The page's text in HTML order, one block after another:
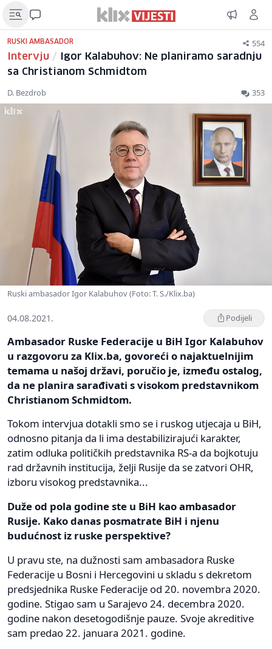
RUSKI AMBASADOR 554
Intervju / Igor Kalabuhov: Ne planiramo saradnju
sa Christianom Schmidtom
D. Bezdrob 353
Ruski ambasador Igor Kalabuhov (Foto: T. S./Klix.ba)
04.08.2021. Podijeli
Ambasador Ruske Federacije u BiH Igor Kalabuhov
u razgovoru za Klix.ba, govoreći o najaktuelnijim
temama u našoj državi, poručio je, između ostalog,
da ne planira sarađivati s visokom predstavnikom
Christianom Schmidtom.
Tokom intervjua dotakli smo se i ruskog utjecaja u BiH,
odnosno pitanja da li ima destabilizirajući karakter,
zatim odluka političkih predstavnika RS-a da bojkotuju
rad državnih institucija, želji Rusije da se zatvori OHR,
izboru visokog predstavnika...
Duže od pola godine ste u BiH kao ambasador
Rusije. Kako danas posmatrate BiH i njenu
budućnost iz ruske perspektive?
U pravu ste, na dužnosti sam ambasadora Ruske
Federacije u Bosni i Hercegovini u skladu s dekretom
predsjednika Ruske Federacije od 20. novembra 2020.
godine. Stigao sam u Sarajevo 24. decembra 2020.
godine nakon desetogodišnje pauze. Svoje akreditive
sam predao 22. januara 2021. godine.